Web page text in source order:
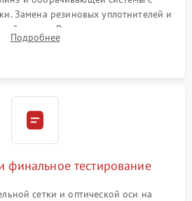
Замена резиновых уплотнителей и
смазки. Вакуумирование корпуса
азотом или аргоном для
Подробнее
финальное тестирование
сетки и оптической оси на